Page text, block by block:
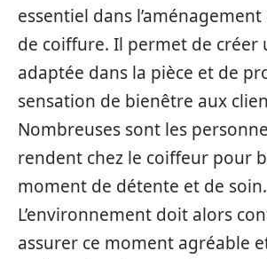
essentiel dans
de coiffure. Il permet de créer
adaptée dans la pièce et de
sensation de bienêtre aux
Nombreuses sont les
rendent chez le coiffeur pour
moment de détente et de soin.
L’environnement doit alors
assurer ce moment agréable